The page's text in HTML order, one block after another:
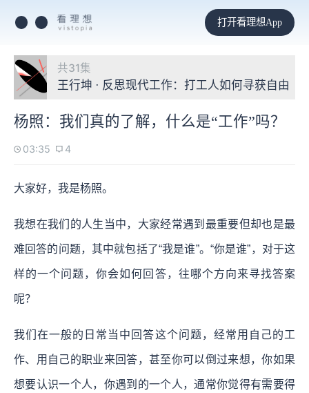
打开看理想App
共31集
王行坤 · 反思现代工作：打工人如何寻获自由
杨照：我们真的了解，什么是“工作”吗？
03:35 4
大家好，我是杨照。
我想在我们的人生当中，大家经常遇到最重要但却也是最
难回答的问题，其中就包括了“我是谁”。“你是谁”，对于这
样的一个问题，你会如何回答，往哪个方向来寻找答案
呢？
我们在一般的日常当中回答这个问题，经常用自己的工
作、用自己的职业来回答，甚至你可以倒过来想，你如果
想要认识一个人，你遇到的一个人，通常你觉得有需要得